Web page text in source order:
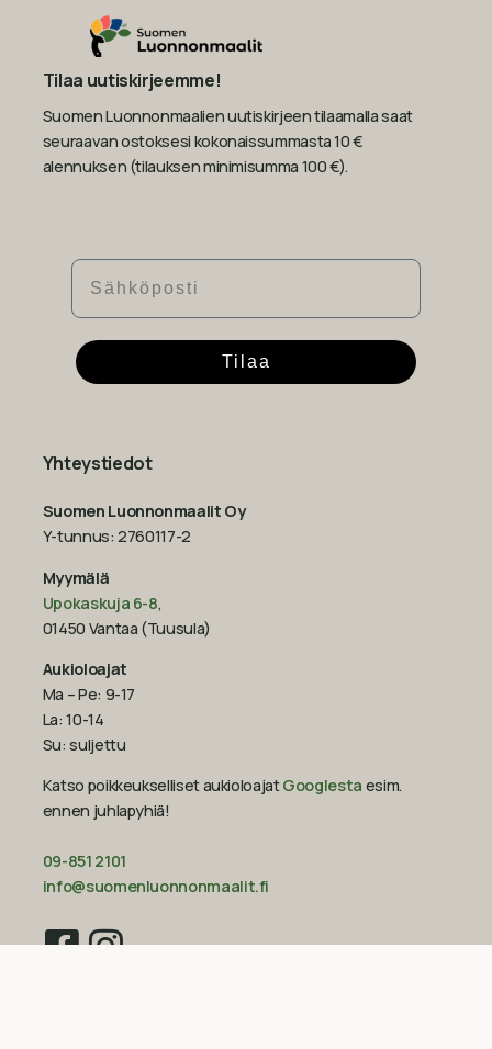
Tilaa uutiskirjeemme!
Suomen Luonnonmaalien uutiskirjeen tilaamalla saat
seuraavan ostoksesi kokonaissummasta 10 €
alennuksen (tilauksen minimisumma 100 €).
Sähköposti
Tilaa
Yhteystiedot
Suomen Luonnonmaalit Oy
Y-tunnus: 2760117-2
Myymälä
Upokaskuja 6-8,
01450 Vantaa (Tuusula)
Aukioloajat
Ma – Pe: 9-17
La: 10-14
Su: suljettu
Katso poikkeukselliset aukioloajatGooglesta esim.
ennen juhlapyhiä!‍
09-851 2101
info@suomenluonnonmaalit.fi